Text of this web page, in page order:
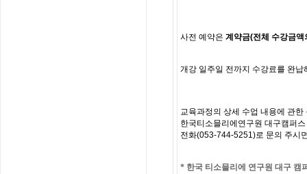
사전 예약은 계약금(전체 수강금액
개강 일주일 전까지 수강료를 완납
교육과정의 상세 수업 내용에 관한
한국티소믈리에연구원 대구캠퍼
전화(053-744-5251)로 문의 주시
* 한국 티소믈리에 연구원 대구 캠